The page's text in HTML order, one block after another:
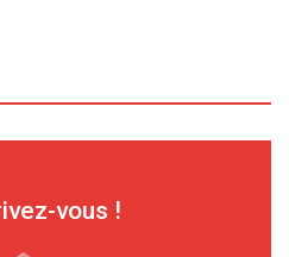
vous !